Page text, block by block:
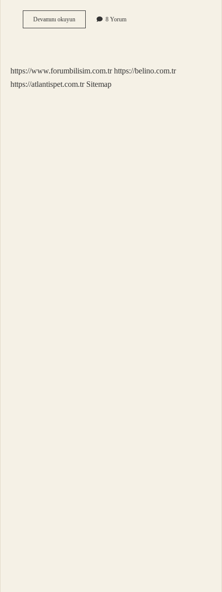
Devamını okuyun1
Kg
Konur
8 Yorum
https://www.forumbilisim.com.tr https://belino.com.tr
https://atlantispet.com.tr Sitemap